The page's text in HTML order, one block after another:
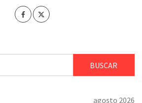
agosto 2026